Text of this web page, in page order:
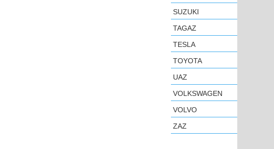
SUZUKI
TAGAZ
TESLA
TOYOTA
UAZ
VOLKSWAGEN
VOLVO
ZAZ